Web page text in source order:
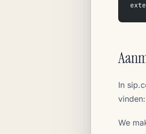
In
vinden:
We